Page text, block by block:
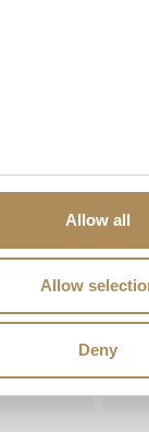
Allow all
Allow
Deny
with
zł